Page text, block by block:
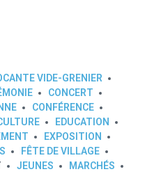
VIDE-GRENIER
CONCERT
CONFÉRENCE
EDUCATION
EXPOSITION
FÊTE DE VILLAGE
JEUNES
MARCHÉS